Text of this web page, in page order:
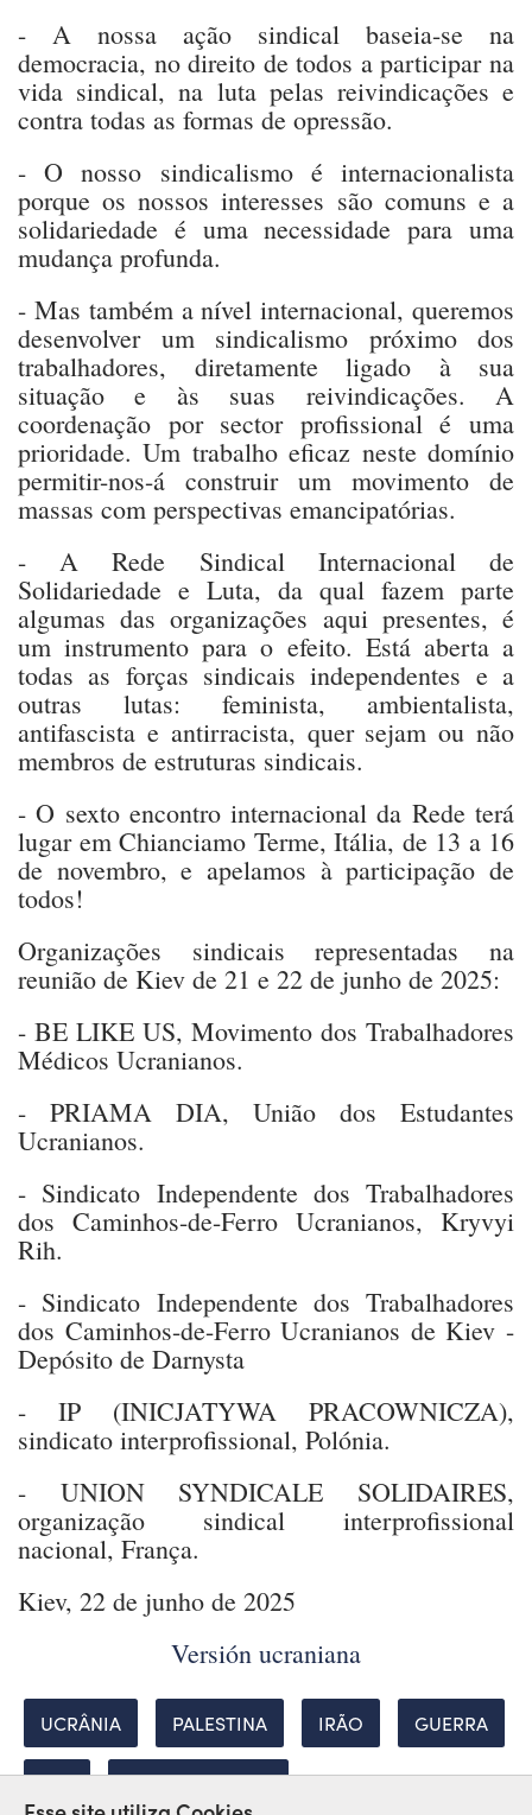
- A nossa ação sindical baseia-se na
democracia, no direito de todos a participar na
vida sindical, na luta pelas reivindicações e
contra todas as formas de opressão.
- O nosso sindicalismo é internacionalista
porque os nossos interesses são comuns e a
solidariedade é uma necessidade para uma
mudança profunda.
- Mas também a nível internacional, queremos
desenvolver um sindicalismo próximo dos
trabalhadores, diretamente ligado à sua
situação e às suas reivindicações. A
coordenação por sector profissional é uma
prioridade. Um trabalho eficaz neste domínio
permitir-nos-á construir um movimento de
massas com perspectivas emancipatórias.
- A Rede Sindical Internacional de
Solidariedade e Luta, da qual fazem parte
algumas das organizações aqui presentes, é
um instrumento para o efeito. Está aberta a
todas as forças sindicais independentes e a
outras lutas: feminista, ambientalista,
antifascista e antirracista, quer sejam ou não
membros de estruturas sindicais.
- O sexto encontro internacional da Rede terá
lugar em Chianciamo Terme, Itália, de 13 a 16
de novembro, e apelamos à participação de
todos!
Organizações sindicais representadas na
reunião de Kiev de 21 e 22 de junho de 2025:
- BE LIKE US, Movimento dos Trabalhadores
Médicos Ucranianos.
- PRIAMA DIA, União dos Estudantes
Ucranianos.
- Sindicato Independente dos Trabalhadores
dos Caminhos-de-Ferro Ucranianos, Kryvyi
Rih.
- Sindicato Independente dos Trabalhadores
dos Caminhos-de-Ferro Ucranianos de Kiev -
Depósito de Darnysta
- IP (INICJATYWA PRACOWNICZA),
sindicato interprofissional, Polónia.
- UNION SYNDICALE SOLIDAIRES,
organização sindical interprofissional
nacional, França.
Kiev, 22 de junho de 2025
Versión ucraniana
UCRÂNIA PALESTINA IRÃO GUERRA
PAZ SOLIDARIEDADE